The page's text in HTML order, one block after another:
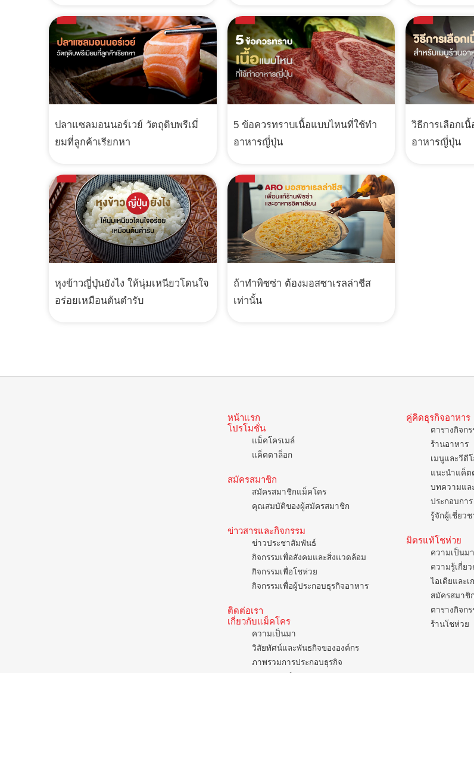
ปลาแซลมอนนอร์เวย์ วัตถุดิบพรีเมี่
ยมที่ลูกค้าเรียกหา
5 ข้อควรทราบเนื้อแบบไหนที่ใช้ทำ
อาหารญี่ปุ่น
วิธีการเลือกเ
อาหารญี่ปุ่น
หุงข้าวญี่ปุ่นยังไง ให้นุ่มเหนียวโดนใจ
อร่อยเหมือนต้นตำรับ
ถ้าทำพิซซ่า ต้องมอสซาเรลล่าชีส
เท่านั้น
หน้าแรก
โปรโมชั่น
แม็คโครเมล์
แค็ตตาล็อก
สมัครสมาชิก
สมัครสมาชิกแม็คโคร
คุณสมบัติของผู้สมัครสมาชิก
ข่าวสารและกิจกรรม
ข่าวประชาสัมพันธ์
กิจกรรมเพื่อสังคมและสิ่งแวดล้อม
กิจกรรมเพื่อโชห่วย
กิจกรรมเพื่อผู้ประกอบธุรกิจอาหาร
ติดต่อเรา
เกี่ยวกับแม็คโคร
ความเป็นมา
วิสัยทัศน์และพันธกิจขององค์กร
ภาพรวมการประกอบธุรกิจ
คู่คิดธุรกิจอาหาร
ตารางกิจก
ร้านอาหาร
เมนูและวีดี
แนะนำแค็ต
บทความแล
ประกอบการ
รู้จักผู้เชี่ยว
มิตรแท้โชห่วย
ความเป็นม
ความรู้เกี่ย
ไอเดียและ
สมัครสมาชิ
ตารางกิจก
ร้านโชห่วย